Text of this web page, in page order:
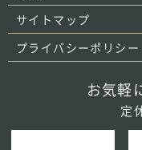
サイトマップ
プライバシーポリシー
お気軽
定